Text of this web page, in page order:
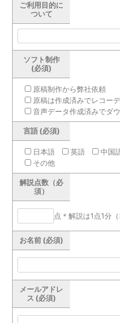
ご利用目的に
ついて
ソフト制作
(必須)
原稿制作から弊社依頼
原稿は作成済みでレコー
音声データ作成済みでダ
言語 (必須)
日本語 英語 中国
その他
解説点数（必
須）
点＊解説は1点1分
お名前 (必須)
メールアドレ
ス (必須)